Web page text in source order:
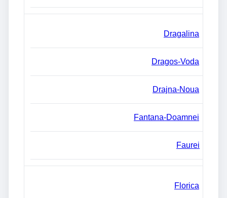
Dragalina
Dragos-Voda
Drajna-Noua
Fantana-Doamnei
Faurei
Florica